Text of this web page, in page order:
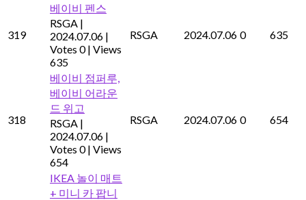
319
베이비 펜스
RSGA |
2024.07.06 |
Votes 0 | Views
635
RSGA 2024.07.06 0 635
318
베이비 점퍼루,
베이비 어라운
드 위고
RSGA |
2024.07.06 |
Votes 0 | Views
654
RSGA 2024.07.06 0 654
IKEA 놀이 매트
+ 미니 카 팝니